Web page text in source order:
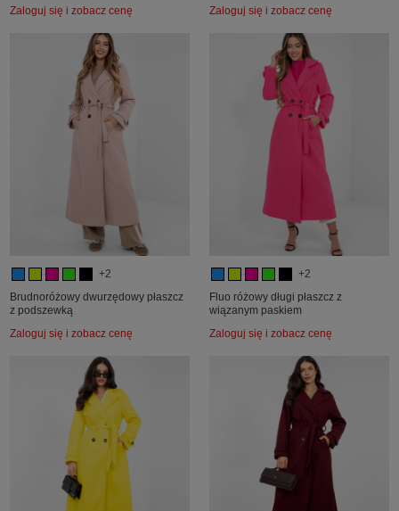
Zaloguj się i zobacz cenę Zaloguj się i zobacz cenę
+2
Brudnoróżowy dwurzędowy płaszcz
z podszewką
Zaloguj się i zobacz cenę
+2
Fluo różowy długi płaszcz z
wiązanym paskiem
Zaloguj się i zobacz cenę